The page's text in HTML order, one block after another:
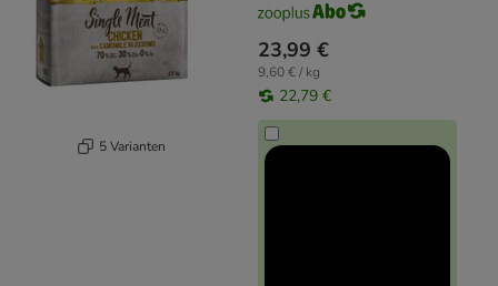
5 Varianten
23,99 €
9,60 € / kg
22,79 €